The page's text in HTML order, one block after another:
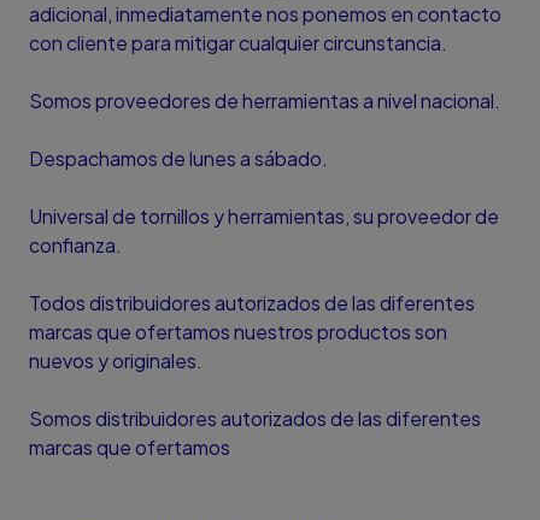
adicional, inmediatamente nos ponemos en contacto
con cliente para mitigar cualquier circunstancia.
Somos proveedores de herramientas a nivel nacional.
Despachamos de lunes a sábado.
Universal de tornillos y herramientas, su proveedor de
confianza.
Todos distribuidores autorizados de las diferentes
marcas que ofertamos nuestros productos son
nuevos y originales.
Somos distribuidores autorizados de las diferentes
marcas que ofertamos